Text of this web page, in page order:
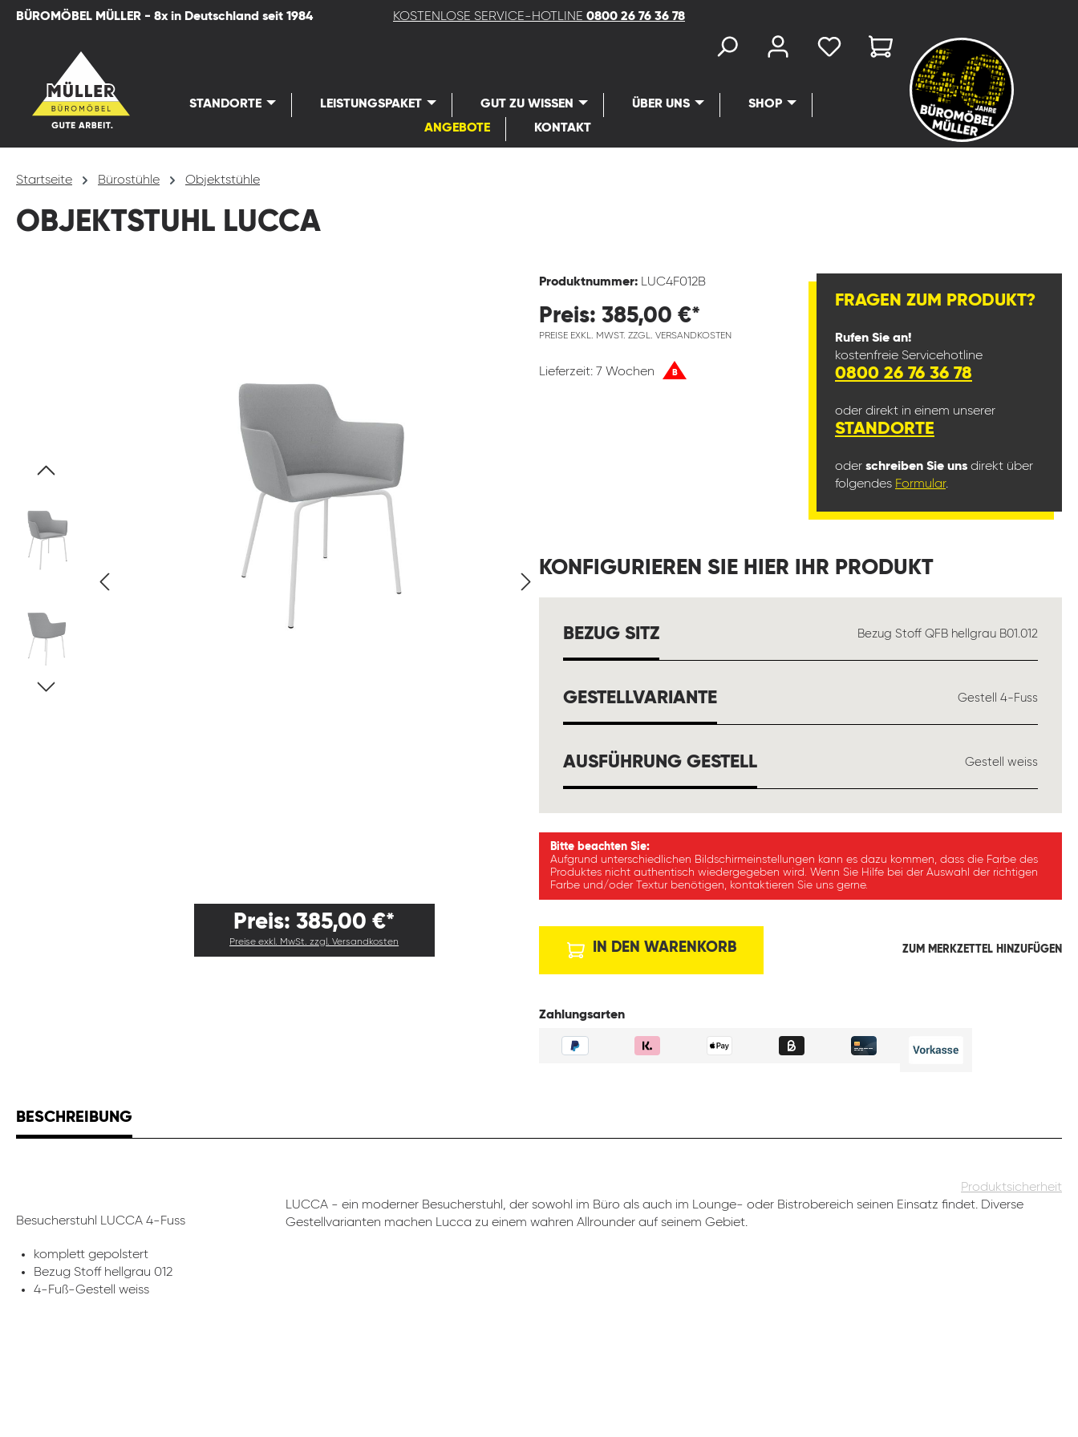
Zur Hauptnavigation springen
BÜROMÖBEL MÜLLER - 8x in Deutschland seit 1984 KOSTENLOSE SERVICE-HOTLINE 0800 26 76 36 78
STANDORTE LEISTUNGSPAKET GUT ZU WISSEN ÜBER UNS
SHOP
ANGEBOTE
KONTAKT
Startseite Bürostühle Objektstühle
OBJEKTSTUHL LUCCA
Preis: 385,00 €*
Preise exkl. MwSt. zzgl. Versandkosten
Produktnummer: LUC4F012B
Preis: 385,00 €*
PREISE EXKL. MWST. ZZGL. VERSANDKOSTEN
Lieferzeit: 7 Wochen B
FRAGEN ZUM PRODUKT?
Rufen Sie an!
kostenfreie Servicehotline
0800 26 76 36 78
oder direkt in einem unserer
STANDORTE
oder schreiben Sie uns direkt über
folgendes Formular.
KONFIGURIEREN SIE HIER IHR PRODUKT
BEZUG SITZAUSWÄHLEN Bezug Stoff QFB hellgrau B01.012
GESTELLVARIANTEAUSWÄHLEN Gestell 4-Fuss
AUSFÜHRUNG GESTELLAUSWÄHLEN Gestell weiss
Bitte beachten Sie:
Aufgrund unterschiedlichen Bildschirmeinstellungen kann es dazu kommen, dass die Farbe des
Produktes nicht authentisch wiedergegeben wird. Wenn Sie Hilfe bei der Auswahl der richtigen
Farbe und/oder Textur benötigen, kontaktieren Sie uns gerne.
IN DEN WARENKORB ZUM MERKZETTEL HINZUFÜGEN
Zahlungsarten
BESCHREIBUNG
Produktsicherheit
Besucherstuhl LUCCA 4-Fuss
komplett gepolstert
Bezug Stoff hellgrau 012
4-Fuß-Gestell weiss
LUCCA - ein moderner Besucherstuhl, der sowohl im Büro als auch im Lounge- oder Bistrobereich seinen Einsatz findet. Diverse
Gestellvarianten machen Lucca zu einem wahren Allrounder auf seinem Gebiet.